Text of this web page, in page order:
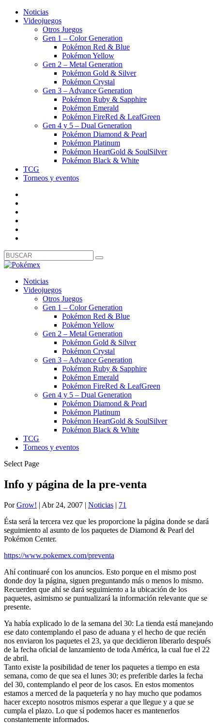
Noticias
Videojuegos
Otros Juegos
Gen 1 – Color Generation
Pokémon Red & Blue
Pokémon Yellow
Gen 2 – Metal Generation
Pokémon Gold & Silver
Pokémon Crystal
Gen 3 – Advance Generation
Pokémon Ruby & Sapphire
Pokémon Emerald
Pokémon FireRed & LeafGreen
Gen 4 y 5 – Dual Generation
Pokémon Diamond & Pearl
Pokémon Platinum
Pokémon HeartGold & SoulSilver
Pokémon Black & White
TCG
Torneos y eventos
Noticias
Videojuegos
Otros Juegos
Gen 1 – Color Generation
Pokémon Red & Blue
Pokémon Yellow
Gen 2 – Metal Generation
Pokémon Gold & Silver
Pokémon Crystal
Gen 3 – Advance Generation
Pokémon Ruby & Sapphire
Pokémon Emerald
Pokémon FireRed & LeafGreen
Gen 4 y 5 – Dual Generation
Pokémon Diamond & Pearl
Pokémon Platinum
Pokémon HeartGold & SoulSilver
Pokémon Black & White
TCG
Torneos y eventos
Select Page
Info y página de la pre-venta
PorGrow! | Abr 24, 2007 | Noticias | 71
Ésta será la tercera vez que les proporcione la página donde se dará
seguimiento al asunto de los paquetes de Diamond & Pearl del
Pokémon Center.
https://www.pokemex.com/preventa
Ahí continuaré con los anuncios. Esto porque en el mismo post
donde doy la página, siguen preguntando más o menos lo mismo.
Recuerden que ahí se dará seguimiento a la ubicación de los
paquetes, asimismo se puntualizará la información relevante que se
presente.
Ya había explicado lo de la semana del 30: La tienda está manejando
ese dato contemplando el paso de aduana y el hecho de que recién
nos enviaron los paquetes el 23, ya que decidieron liberarlo después
de la fecha oficial de lanzamiento de toda América, la cual fue el 22
de abril.
Tanto existe la posibilidad de tener los paquetes a tiempo en esta
semana, como de que sea el lunes 30; es preferible darles la fecha
del 30, contemplando el peor de los casos. En estos momentos
estamos a merced de la paquetería y no hay mucho que podamos
hacer excepto nosotros mismos esperar a que llegue y a que se
cumpla el plazo. Lo que sí podemos hacer es mantenerlos
constantemente informados.